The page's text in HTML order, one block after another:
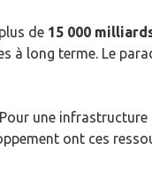
de 15 000
long terme. Le
une
ont ces